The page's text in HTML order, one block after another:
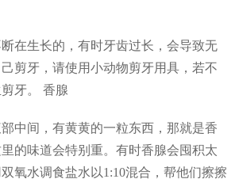
生长的，有时牙齿过长，会导致无
剪牙，请使用小动物剪牙用具，若不
牙。 香腺
间，有黄黄的一粒东西，那就是香
的味道会特别重。有时香腺会囤积太
氧水调食盐水以1:10混合，帮他们擦擦